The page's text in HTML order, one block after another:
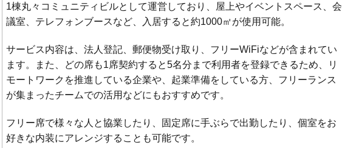
1棟丸々コミュニティビルとして運営しており、屋上やイベントスペース、会
議室、テレフォンブースなど、入居すると約1000㎡が使用可能。
サービス内容は、法人登記、郵便物受け取り、フリーWiFiなどが含まれてい
ます。また、どの席も1席契約すると5名分まで利用者を登録できるため、リ
モートワークを推進している企業や、起業準備をしている方、フリーランス
が集まったチームでの活用などにもおすすめです。
フリー席で様々な人と協業したり、固定席に手ぶらで出勤したり、個室をお
好きな内装にアレンジすることも可能です。